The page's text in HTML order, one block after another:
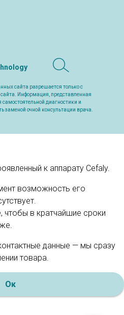
сайта разрешается только с
Информация, представленная
самостоятельной диагностики и
заменой очной консультации врача.
к аппарату Cefaly.
возможность его
в кратчайшие сроки
данные — мы сразу
товара.
Ок